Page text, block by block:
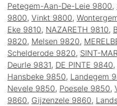
Petegem-Aan-De-Leie 9800,
9800, Vinkt 9800,
Eke 9810, NAZARETH 9810,
9820, Melsen 9820,
Schelderode 9820, SINT-
Deurle 9831, DE PINTE 9840,
Hansbeke 9850, Landegem
Nevele 9850, Poesele 9850,
9860, Gijzenzele 9860,